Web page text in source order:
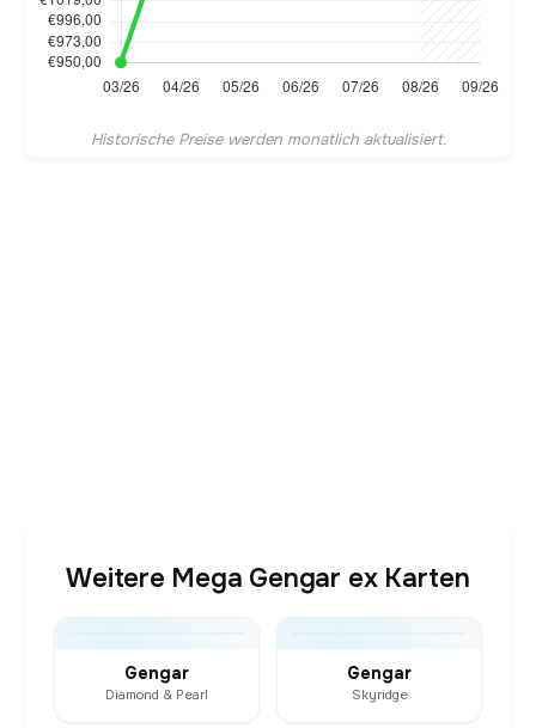
Historische Preise werden monatlich aktualisiert.
Weitere Mega Gengar ex Karten
Gengar
Diamond & Pearl
Gengar
Skyridge